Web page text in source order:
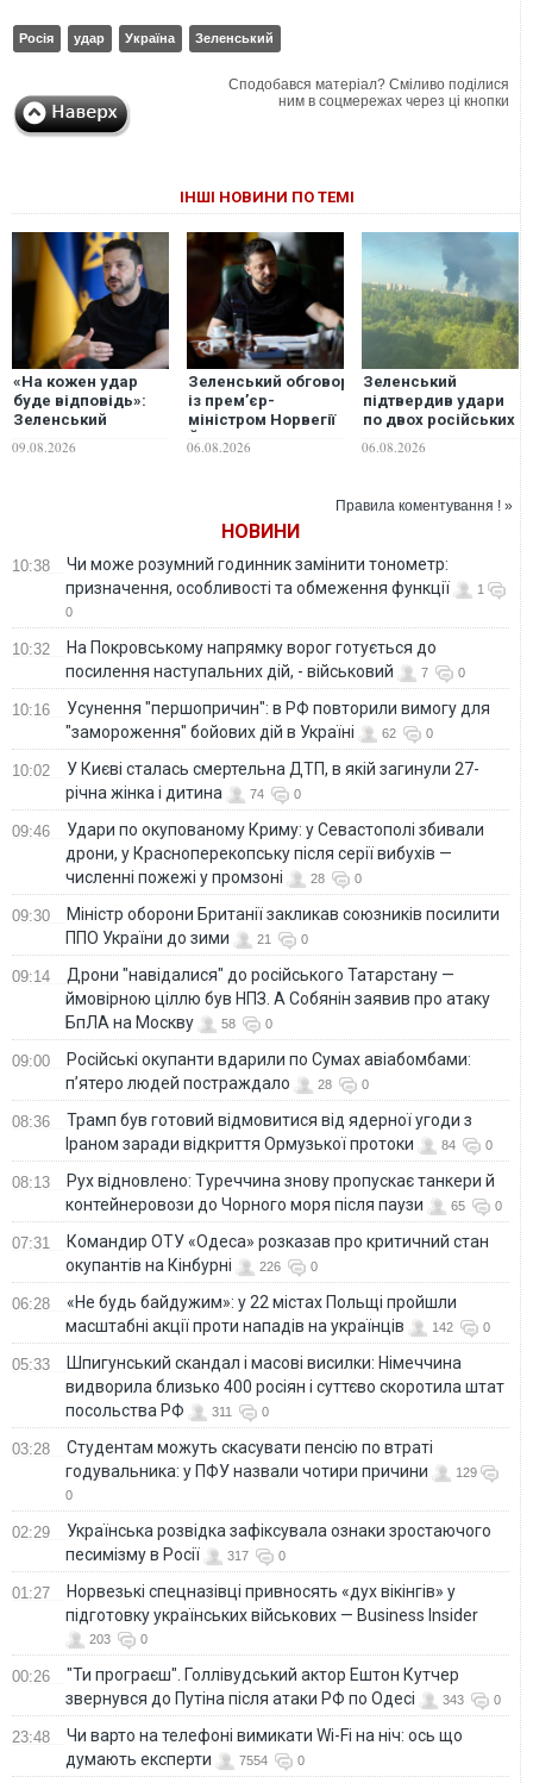
Росія удар Україна Зеленський
Сподобався матеріал? Сміливо поділися
ним в соцмережах через ці кнопки
ІНШІ НОВИНИ ПО ТЕМІ
«На кожен удар
буде відповідь»:
Зеленський
переговори щодо
09.08.2026
Зеленський обговорив
із прем’єр-
міністром Норвегії
Йонасом Гаром
Стере захист від
06.08.2026
Зеленський
підтвердив удари
по двох російських
тіньового флоту
06.08.2026
Правила коментування ! »
НОВИНИ
10:38
Чи може розумний годинник замінити тонометр:
призначення, особливості та обмеження функції
1
0
10:32
На Покровському напрямку ворог готується до
посилення наступальних дій, - військовий
7 0
10:16
Усунення "першопричин": в РФ повторили вимогу для
"замороження" бойових дій в Україні
62 0
10:02
У Києві сталась смертельна ДТП, в якій загинули 27-
річна жінка і дитина
74 0
09:46
Удари по окупованому Криму: у Севастополі збивали
дрони, у Красноперекопську після серії вибухів —
численні пожежі у промзоні
28 0
09:30
Міністр оборони Британії закликав союзників посилити
ППО України до зими
21 0
09:14
Дрони "навідалися" до російського Татарстану —
ймовірною ціллю був НПЗ. А Собянін заявив про атаку
БпЛА на Москву
58 0
09:00
Російські окупанти вдарили по Сумах авіабомбами:
п’ятеро людей постраждало
28 0
08:36
Трамп був готовий відмовитися від ядерної угоди з
Іраном заради відкриття Ормузької протоки
84 0
08:13
Рух відновлено: Туреччина знову пропускає танкери й
контейнеровози до Чорного моря після паузи
65 0
07:31
Командир ОТУ «Одеса» розказав про критичний стан
окупантів на Кінбурні
226 0
06:28
«Не будь байдужим»: у 22 містах Польщі пройшли
масштабні акції проти нападів на українців
142 0
05:33
Шпигунський скандал і масові висилки: Німеччина
видворила близько 400 росіян і суттєво скоротила штат
посольства РФ
311 0
03:28
Студентам можуть скасувати пенсію по втраті
годувальника: у ПФУ назвали чотири причини
129
0
02:29
Українська розвідка зафіксувала ознаки зростаючого
песимізму в Росії
317 0
01:27
Норвезькі спецназівці привносять «дух вікінгів» у
підготовку українських військових — Business Insider
203 0
00:26
"Ти програєш". Голлівудський актор Ештон Кутчер
звернувся до Путіна після атаки РФ по Одесі
343 0
23:48
Чи варто на телефонi вимикати Wi-Fi на ніч: ось що
думають експерти
7554 0